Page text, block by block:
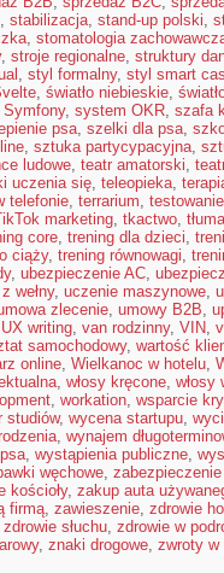
, stabilizacja, stand-up polski,
, stomatologia
, stroje regionalne, struktury
, styl formalny, styl smart
, światło niebieskie,
Symfony, system OKR, szafa
psa, szelki dla psa,
, sztuka partycypacyjna,
ludowe, teatr amatorski,
uczenia się, teleopieka,
telefonie, terrarium,
marketing, tkactwo,
core, trening dla dzieci,
ciąży, trening równowagi,
, ubezpieczenie AC,
wełny, uczenie maszynowe,
zlecenie, umowy B2B,
UX writing, van rodzinny, VIN,
samochodowy, wartość
online, Wielkanoc w hotelu,
, włosy kręcone, włosy
, workation, wsparcie
studiów, wycena startupu,
, wynajem
, wystąpienia publiczne,
węchowe,
kościoły, zakup auta
firmą, zawieszenie, zdrowie
zdrowie słuchu, zdrowie w
, znaki drogowe, zwroty w